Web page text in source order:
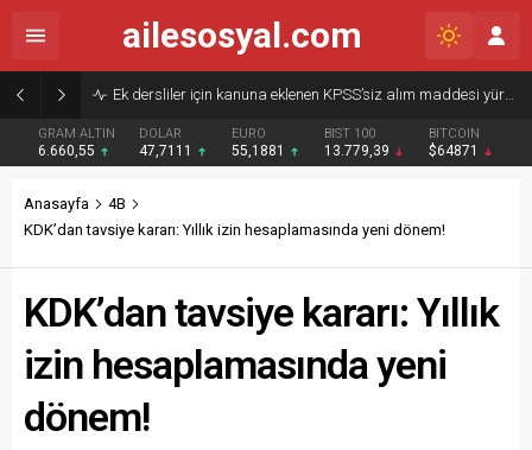
Ek dersliler için kanuna eklenen KPSS’siz alım maddesi yürürlükten kaldırıldı
GRAM ALTIN
6.660,55
DOLAR
47,7111
EURO
55,1881
BIST 100
13.779,39
BITCOIN
$64871
ailesosyal.com
Anasayfa
4B
KDK’dan tavsiye kararı: Yıllık izin hesaplamasında yeni dönem!
KDK’dan tavsiye kararı: Yıllık
izin hesaplamasında yeni
dönem!